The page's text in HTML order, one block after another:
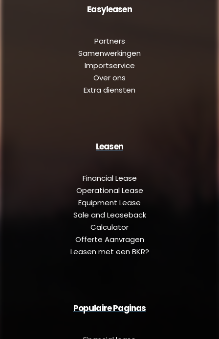
Easyleasen
Partners
Samenwerkingen
Importservice
Over ons
Extra diensten
Leasen
Financial Lease
Operational Lease
Equipment Lease
Sale and Leaseback
Calculator
Offerte Aanvragen
Leasen met een BKR?
Populaire Paginas